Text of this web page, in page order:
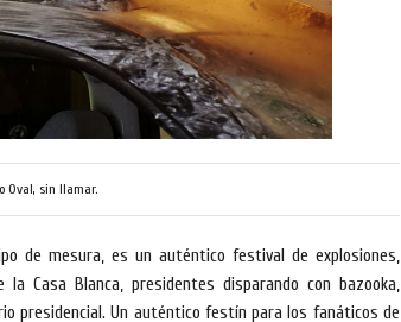
Oval, sin llamar.
de mesura, es un auténtico festival de explosiones,
Casa Blanca, presidentes disparando con bazooka,
presidencial. Un auténtico festín para los fanáticos de